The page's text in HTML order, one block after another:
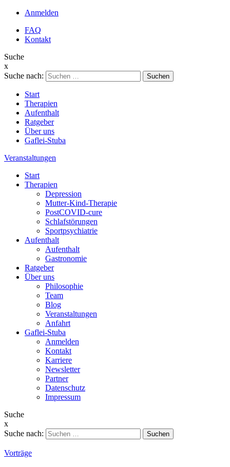
Anmelden
FAQ
Kontakt
Suche
x
Suche nach:
Start
Therapien
Aufenthalt
Ratgeber
Über uns
Gaflei-Stuba
Veranstaltungen
Start
Therapien
Depression
Mutter-Kind-Therapie
PostCOVID-cure
Schlafstörungen
Sportpsychiatrie
Aufenthalt
Aufenthalt
Gastronomie
Ratgeber
Über uns
Philosophie
Team
Blog
Veranstaltungen
Anfahrt
Gaflei-Stuba
Anmelden
Kontakt
Karriere
Newsletter
Partner
Datenschutz
Impressum
Suche
x
Suche nach:
Vorträge